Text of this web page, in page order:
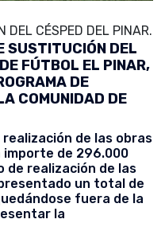
CÉSPED DEL PINAR.
SUSTITUCIÓN DEL
FÚTBOL EL PINAR,
DE
COMUNIDAD DE
de las obras
importe de 296.000
de realización de las
un total de
fuera de la
la